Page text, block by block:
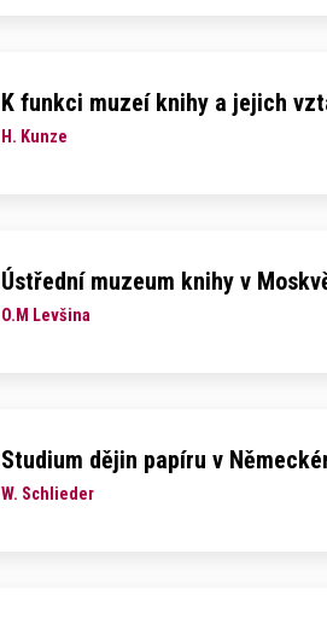
K funkci muzeí knihy a jejich
H. Kunze
Ústřední muzeum knihy v
O.M Levšina
Studium dějin papíru v
W. Schlieder